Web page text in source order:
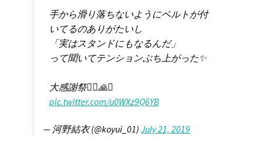
手から滑り落ちないようにベルトが付
いてるのありがたいし
「実はスタンドにもなるんだ」
って聞いてテンションぶち上がった✨
大感謝祭🙇‍♀️🙏✨
pic.twitter.com/u0WXz9Q6YB
— 河野結衣 (@koyui_01) July 21, 2019